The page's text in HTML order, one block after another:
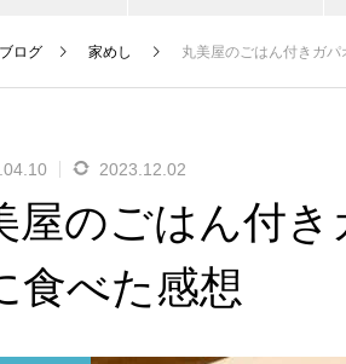
ブログ 家めし 丸美屋のごはん付きガ
2023.12.02
屋のごはん付
食べた感想